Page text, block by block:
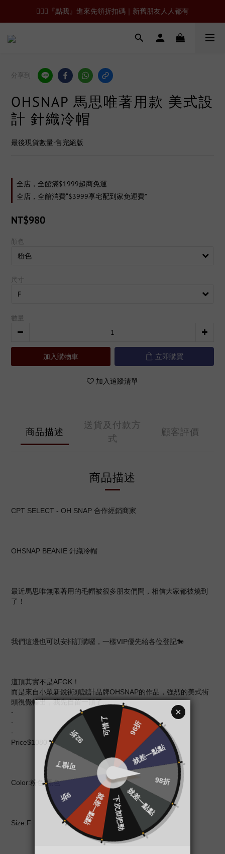
🙋🏻‍♂️『點我』進來先領折扣碼｜新舊朋友人人都有
分享到
OHSNAP 馬思唯著用款 美式設
計 針織冷帽
最後現貨數量·售完絕版
全店，全館滿$1999超商免運
全店，全館消費“$3999享宅配到家免運費”
NT$980
顏色
尺寸
數量
加入購物車 立即購買
加入追蹤清單
商品描述
送貨及付款方
式
顧客評價
商品描述
CPT SELECT - OH SNAP 合作經銷商家
OHSNAP BEANIE 針織冷帽
最近馬思唯無限著用的毛帽被很多朋友們問，相信大家都被燒到
了！
我們這邊也可以安排訂購囉，一樣VIP優先給各位登記🐎
這頂其實不是AFGK！
而是來自小眾新銳街頭設計品牌OHSNAP的作品，強烈的美式街
頭視覺輸出，我先自留一頂了
-
-
-
Price$1080
Color:粉色/黑色
Size:F